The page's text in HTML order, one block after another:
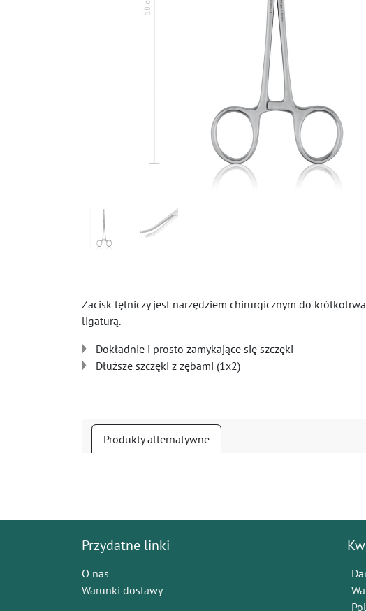
Zacisk tętniczy jest narzędziem chirurgicznym do
ligaturą.
Dokładnie i prosto zamykające się szczęki
Dłuższe szczęki z zębami (1x2)
Produkty alternatywne
Przydatne linki
O nas
Warunki dostawy